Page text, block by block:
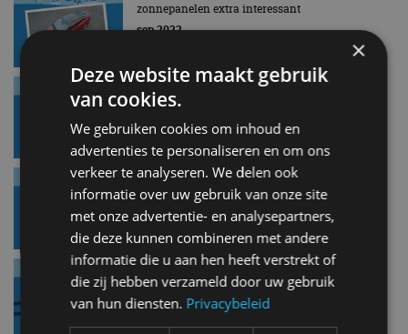
zonnepanelen extra interessant
sep 2022
Prinsjesdag 2022: Plannen voor verkeer en
vervoer
Prinsjesdag 2022: Afschaffen vrijstelling bpm
bestelauto’s
sep 2022
Prinsjesdag 2022: Verhoging belastingvrije
reiskostenvergoeding naar € 0,21￼
sep 2022
×
Deze website maakt gebruik
van cookies.
We gebruiken cookies om inhoud en
advertenties te personaliseren en om ons
verkeer te analyseren. We delen ook
informatie over uw gebruik van onze site
met onze advertentie- en analysepartners,
die deze kunnen combineren met andere
informatie die u aan hen heeft verstrekt of
die zij hebben verzameld door uw gebruik
van hun diensten. Privacybeleid